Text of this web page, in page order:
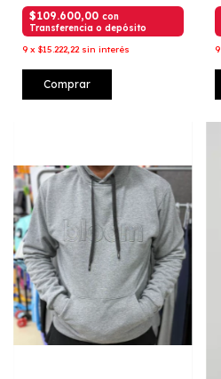
$109.600,00 con
Transferencia o depósito
9 x $15.222,22 sin interés
Comprar
9